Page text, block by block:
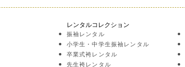
レンタルコレクション
振袖レンタル
小学生・中学生振袖レンタル
卒業式袴レンタル
先生袴レンタル